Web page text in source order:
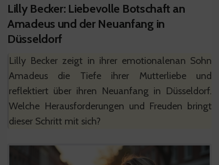
Lilly Becker: Liebevolle Botschaft an
Amadeus und der Neuanfang in
Düsseldorf
Lilly Becker zeigt in ihrer emotionalenan Sohn
Amadeus die Tiefe ihrer Mutterliebe und
reflektiert über ihren Neuanfang in Düsseldorf.
Welche Herausforderungen und Freuden bringt
dieser Schritt mit sich?